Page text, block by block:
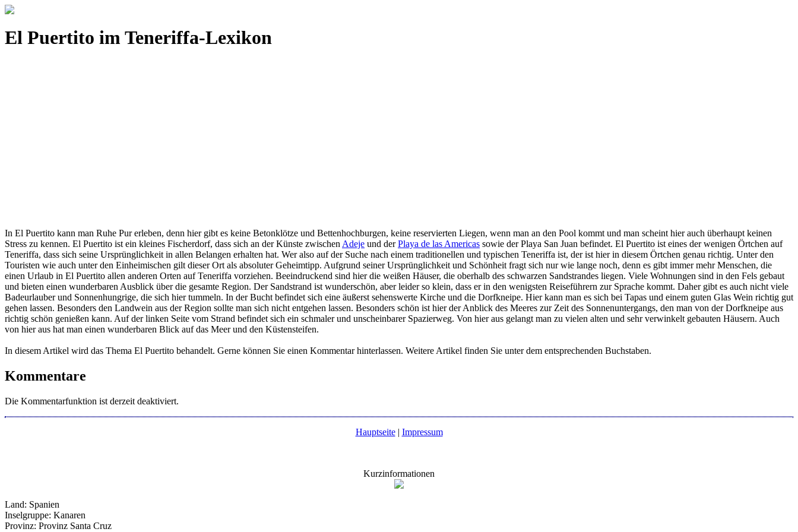
El Puertito im Teneriffa-Lexikon
In El Puertito kann man Ruhe Pur erleben, denn hier gibt es keine Betonklötze und Bettenhochburgen, keine reservierten Liegen, wenn man an den Pool kommt und man scheint hier auch überhaupt keinen
Stress zu kennen. El Puertito ist ein kleines Fischerdorf, dass sich an der Künste zwischen Adeje und derPlaya de las Americas sowie der Playa San Juan befindet. El Puertito ist eines der wenigen Örtchen auf
Teneriffa, dass sich seine Ursprünglichkeit in allen Belangen erhalten hat. Wer also auf der Suche nach einem traditionellen und typischen Teneriffa ist, der ist hier in diesem Örtchen genau richtig. Unter den
Touristen wie auch unter den Einheimischen gilt dieser Ort als absoluter Geheimtipp. Aufgrund seiner Ursprünglichkeit und Schönheit fragt sich nur wie lange noch, denn es gibt immer mehr Menschen, die
einen Urlaub in El Puertito allen anderen Orten auf Teneriffa vorziehen. Beeindruckend sind hier die weißen Häuser, die oberhalb des schwarzen Sandstrandes liegen. Viele Wohnungen sind in den Fels gebaut
und bieten einen wunderbaren Ausblick über die gesamte Region. Der Sandstrand ist wunderschön, aber leider so klein, dass er in den wenigsten Reiseführern zur Sprache kommt. Daher gibt es auch nicht viele
Badeurlauber und Sonnenhungrige, die sich hier tummeln. In der Bucht befindet sich eine äußerst sehenswerte Kirche und die Dorfkneipe. Hier kann man es sich bei Tapas und einem guten Glas Wein richtig gut
gehen lassen. Besonders den Landwein aus der Region sollte man sich nicht entgehen lassen. Besonders schön ist hier der Anblick des Meeres zur Zeit des Sonnenuntergangs, den man von der Dorfkneipe aus
richtig schön genießen kann. Auf der linken Seite vom Strand befindet sich ein schmaler und unscheinbarer Spazierweg. Von hier aus gelangt man zu vielen alten und sehr verwinkelt gebauten Häusern. Auch
von hier aus hat man einen wunderbaren Blick auf das Meer und den Küstensteifen.
In diesem Artikel wird das Thema El Puertito behandelt. Gerne können Sie einen Kommentar hinterlassen. Weitere Artikel finden Sie unter dem entsprechenden Buchstaben.
Kommentare
Die Kommentarfunktion ist derzeit deaktiviert.
Hauptseite| Impressum
Kurzinformationen
Land: Spanien
Inselgruppe: Kanaren
Provinz: Provinz Santa Cruz